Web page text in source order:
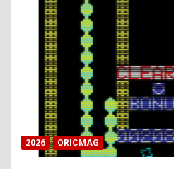
y
d
i
ff
i
2026 ORICMAG